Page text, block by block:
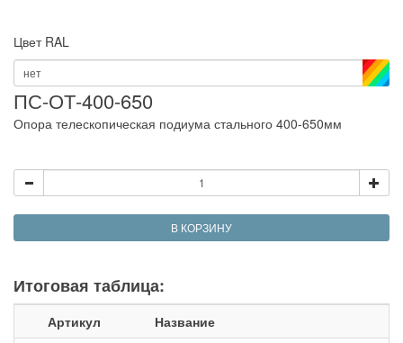
Цвет RAL
нет
ПС-ОТ-400-650
Опора телескопическая подиума стального 400-650мм
В КОРЗИНУ
Итоговая таблица:
Артикул
Название